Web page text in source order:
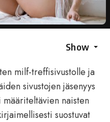
Show
milf-treffisivustolle ja
sivustojen jäsenyys
määriteltävien naisten
suostuvat